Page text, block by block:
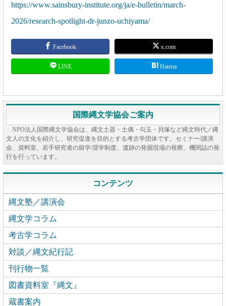
https://www.sainsbury-institute.org/ja/e-bulletin/march-
2026/research-spotlight-dr-junzo-uchiyama/
Facebook x.com
LINE Hatena
国際縄文学協会ご案内
NPO法人国際縄文学協会は、縄文土器・土偶・勾玉・貝塚など縄文時代／縄
文人の文化を紹介し、研究促進を目的とする考古学団体です。セミナー/講演
会、資料室、若手研究者の留学/奨学制度、遺跡の発掘現場の視察、機関誌の発
行を行っています。
コンテンツ
縄文塾／講演会
縄文学コラム
考古学コラム
対談／縄文紀行記
刊行物一覧
図書資料室『縄文』
蔵書案内